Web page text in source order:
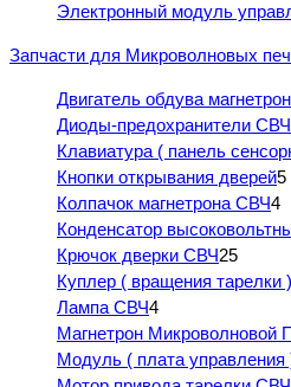
Электронный модуль
Запчасти для Микроволновых
Двигатель обдува
Диоды-предохранители СВЧ
Клавиатура ( панель
Кнопки открывания дверей5
Колпачок магнетрона СВЧ4
Конденсатор
Крючок дверки СВЧ25
Куплер ( вращения тарелки
Лампа СВЧ4
Магнетрон Микроволновой
Модуль ( плата